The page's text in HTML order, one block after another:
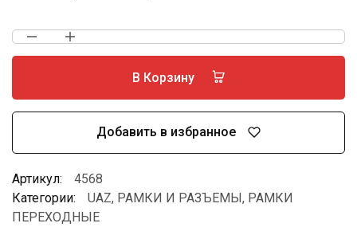
В Корзину
Добавить в избранное
Артикул:
4568
Категории:
UAZ, РАМКИ И РАЗЪЕМЫ, РАМКИ
ПЕРЕХОДНЫЕ